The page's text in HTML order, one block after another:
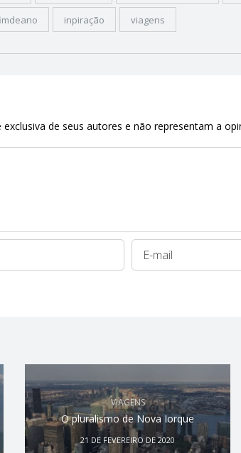
inpiração viagens
de seus autores e não representam a
VIAGENS
O pluralismo de Nova Iorque
21 DE FEVEREIRO DE 2020